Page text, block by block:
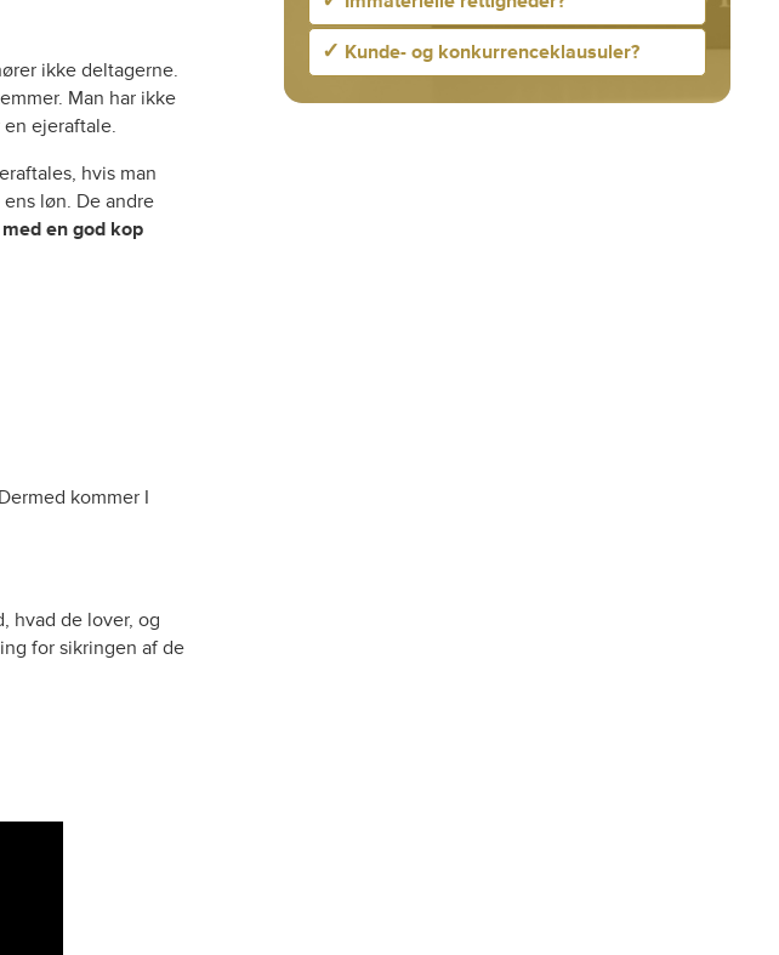
ikke deltagerne.
Man har ikke
en ejeraftale.
hvis man
løn. De andre
en god kop
kommer I
hvad de lover, og
for sikringen af de
✓ Kunde- og konkurrenceklausuler?